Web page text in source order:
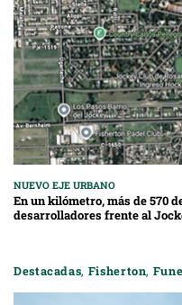
NUEVO EJE URBANO
En un kilómetro, más de 570
desarrolladores frente al
Destacadas, Fisherton,